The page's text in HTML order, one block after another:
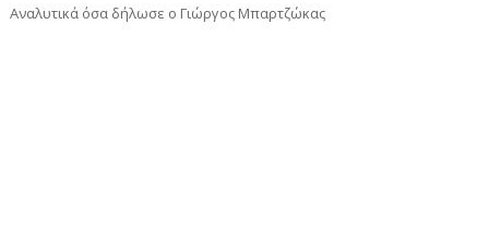
Αναλυτικά όσα δήλωσε ο Γιώργος Μπαρτζώκας